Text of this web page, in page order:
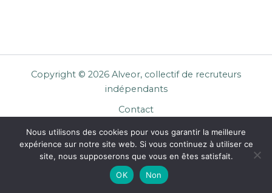
Copyright © 2026 Alveor, collectif de recruteurs
indépendants
Contact
Mentions légales
Confidentialité
CGU Entreprises
Nous utilisons des cookies pour vous garantir la meilleure
expérience sur notre site web. Si vous continuez à utiliser ce
site, nous supposerons que vous en êtes satisfait.
OK
Non